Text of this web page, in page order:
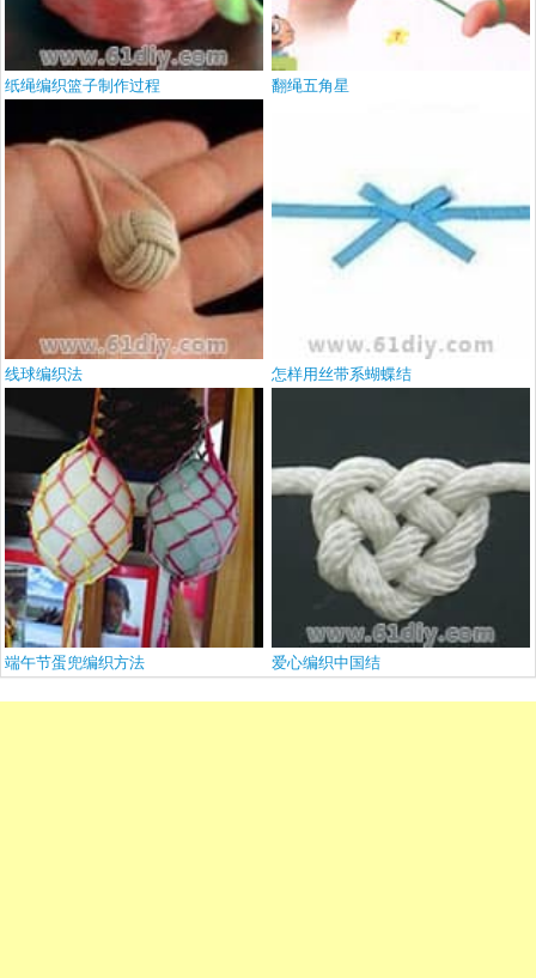
纸绳编织篮子制作过程 翻绳五角星
线球编织法 怎样用丝带系蝴蝶结
端午节蛋兜编织方法 爱心编织中国结